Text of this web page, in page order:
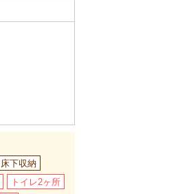
床下収納
トイレ2ヶ所